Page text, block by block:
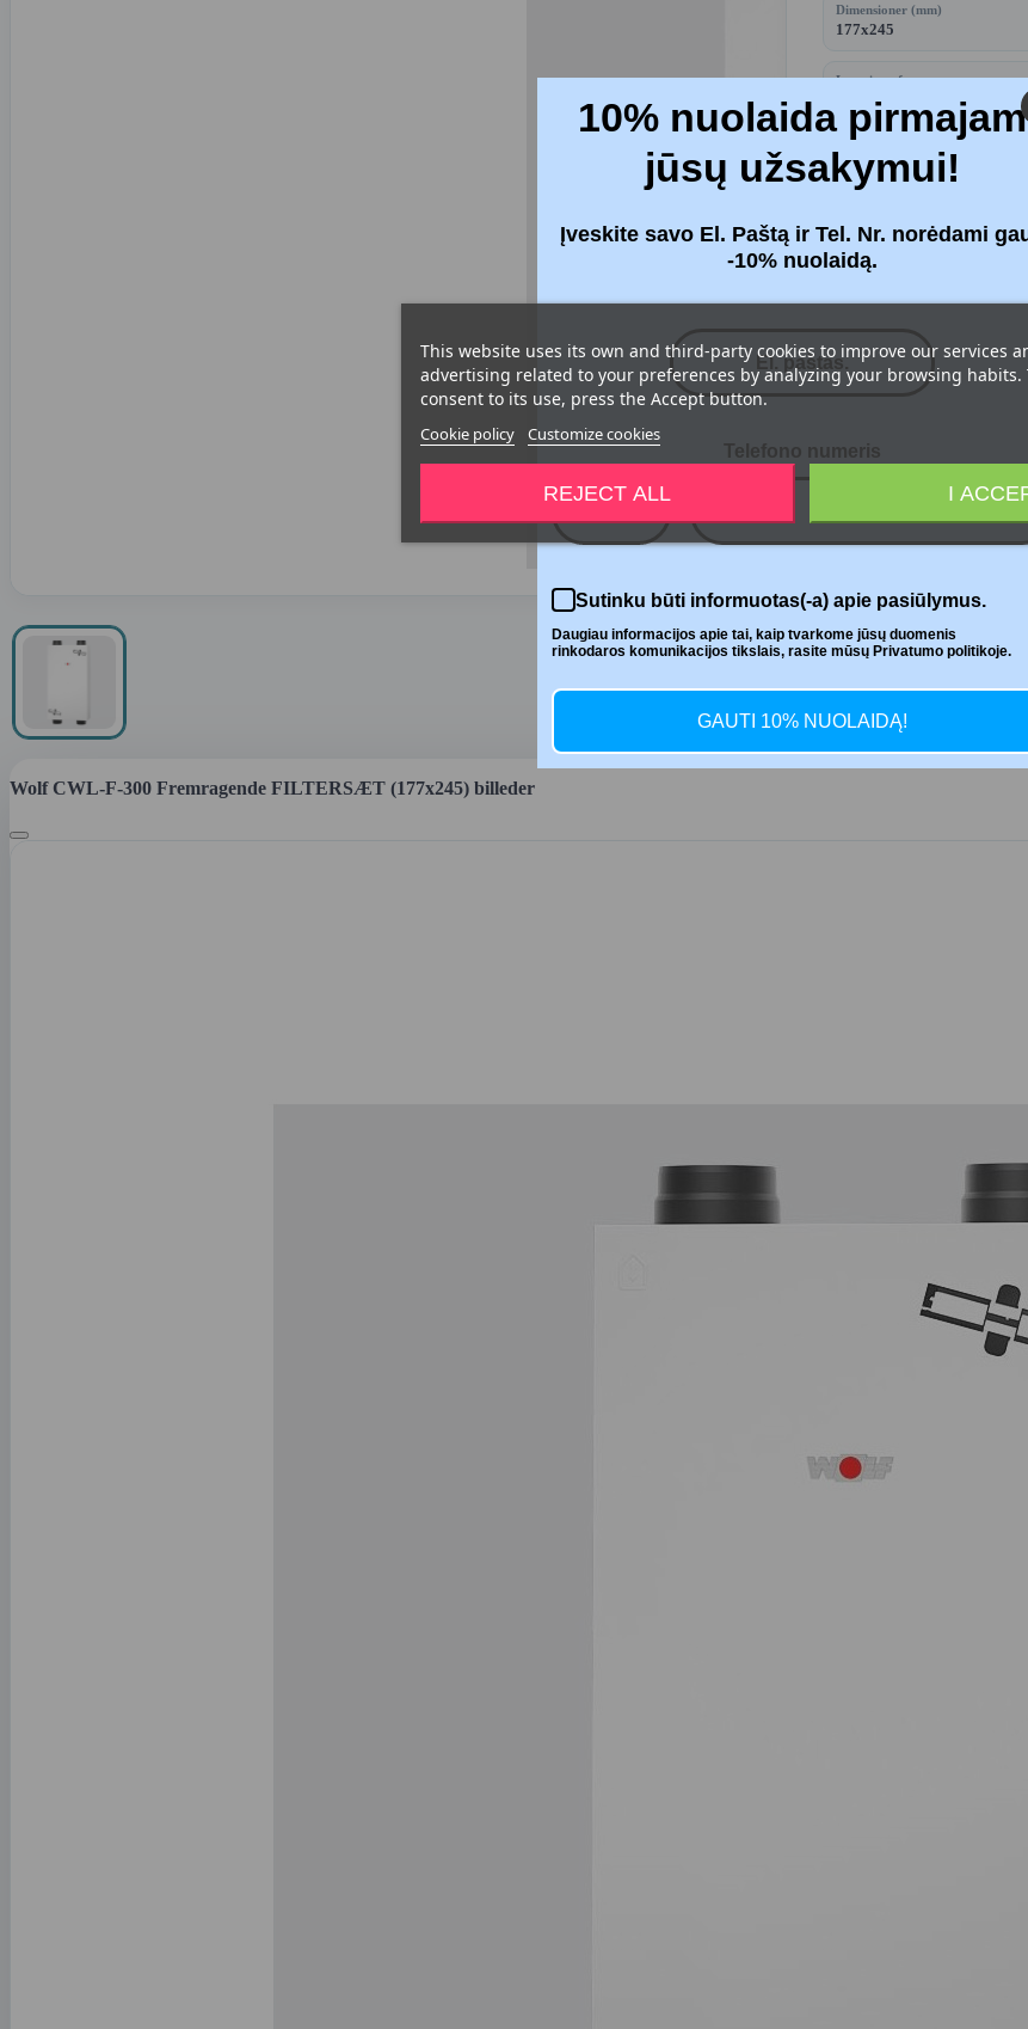
Wolf CWL-F-300 Fremragende FILTERSÆT (177x245) billeder
Dimensioner (mm)
177x245
Levering af varer
2,90 € (gratis fragt til
50 €)
Inkl. moms
Filtre : Standard (G4+G4)
This website uses its own and third-party cookies to improve our services
advertising related to your preferences by analyzing your browsing habits.
consent to its use, press the Accept button.
Cookie policy Customize cookies
REJECT ALL I
10% nuolaida pirmajam
jūsų užsakymui!
Įveskite savo El. Paštą ir Tel. Nr. norėdami
-10% nuolaidą.
Telefono numeris
Sutinku būti informuotas(-a) apie pasiūlymus.
Daugiau informacijos apie tai, kaip tvarkome jūsų duomenis
rinkodaros komunikacijos tikslais, rasite mūsų Privatumo politikoje.
GAUTI 10% NUOLAIDĄ!